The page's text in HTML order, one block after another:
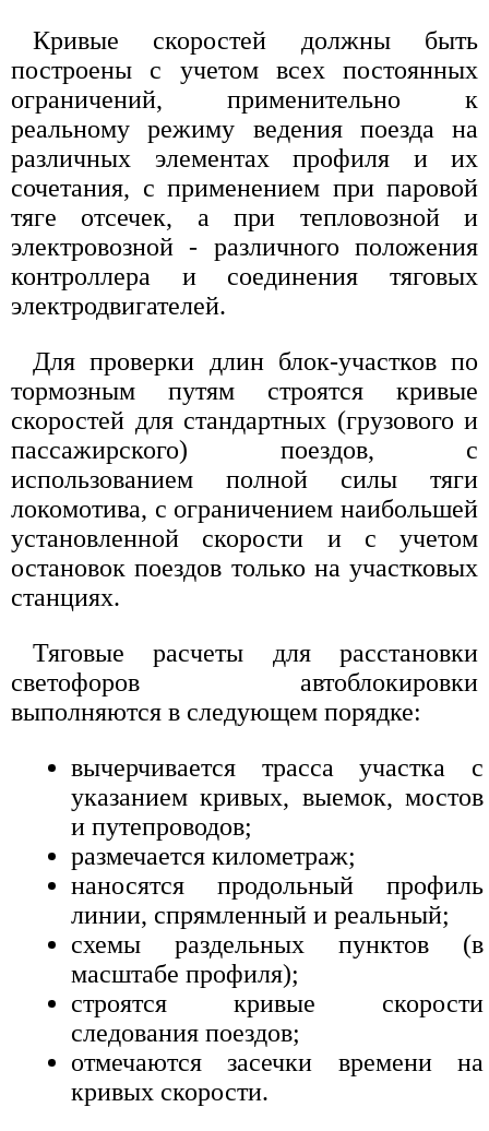
Кривые скоростей должны быть
построены с учетом всех постоянных
ограничений, применительно к
реальному режиму ведения поезда на
различных элементах профиля и их
сочетания, с применением при паровой
тяге отсечек, а при тепловозной и
электровозной - различного положения
контроллера и соединения тяговых
электродвигателей.
Для проверки длин блок-участков по
тормозным путям строятся кривые
скоростей для стандартных (грузового и
пассажирского) поездов, с
использованием полной силы тяги
локомотива, с ограничением наибольшей
установленной скорости и с учетом
остановок поездов только на участковых
станциях.
Тяговые расчеты для расстановки
светофоров автоблокировки
выполняются в следующем порядке:
вычерчивается трасса участка с
указанием кривых, выемок, мостов
и путепроводов;
размечается километраж;
наносятся продольный профиль
линии, спрямленный и реальный;
схемы раздельных пунктов (в
масштабе профиля);
строятся кривые скорости
следования поездов;
отмечаются засечки времени на
кривых скорости.